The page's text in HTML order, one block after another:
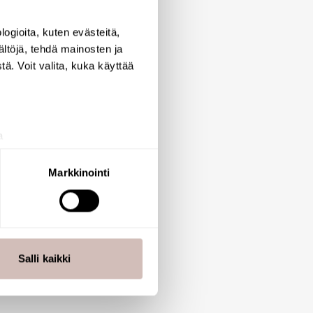
kuten evästeitä,
tehdä mainosten ja
Voit valita, kuka käyttää
. Voit muuttaa
alan
tietoja muihin tietoihin, joita
Markkinointi
Salli kaikki
children.